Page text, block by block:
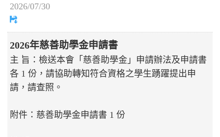
2026/07/30
2026年慈善助學金申請書
主 旨：檢送本會「慈善助學金」申請辦法及申請書
各 1 份，請協助轉知符合資格之學生踴躍提出申
請，請查照。
附件：慈善助學金申請書 1 份